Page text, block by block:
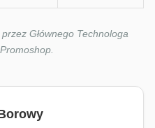
Głównego Technologa